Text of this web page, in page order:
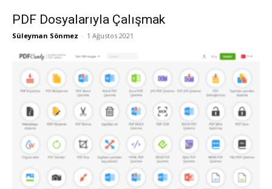
PDF Dosyalarıyla Çalışmak
Süleyman Sönmez - 1 Ağustos 2021